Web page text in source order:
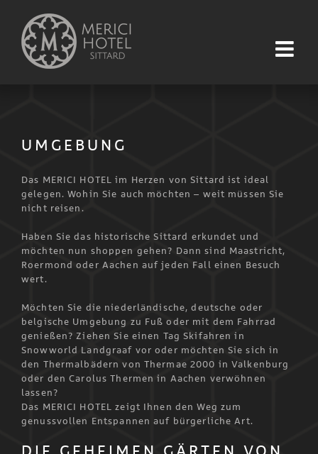
content
UMGEBUNG
Das MERICI HOTEL im Herzen von Sittard ist ideal
gelegen. Wohin Sie auch möchten – weit müssen Sie
nicht reisen.
Haben Sie das historische Sittard erkundet und
möchten nun shoppen gehen? Dann sind Maastricht,
Roermond oder Aachen auf jeden Fall einen Besuch
wert.
Möchten Sie die niederländische, deutsche oder
belgische Umgebung zu Fuß oder mit dem Fahrrad
genießen? Ziehen Sie einen Tag Skifahren in
Snowworld Landgraaf vor oder möchten Sie sich in
den Thermalbädern von Thermae 2000 in Valkenburg
oder den Carolus Thermen in Aachen verwöhnen
lassen?
Das MERICI HOTEL zeigt Ihnen den Weg zum
genussvollen Entspannen auf bürgerliche Art.